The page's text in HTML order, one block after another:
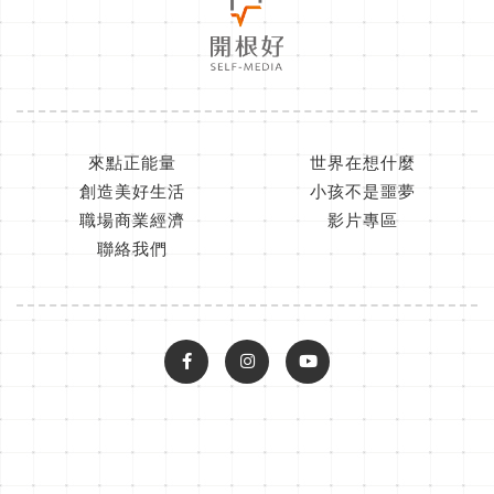
來點正能量
世界在想什麼
創造美好生活
小孩不是噩夢
職場商業經濟
影片專區
聯絡我們